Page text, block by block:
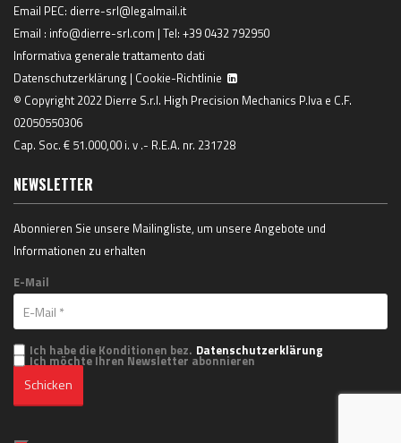
Email PEC: dierre-srl@legalmail.it
Email : info@dierre-srl.com | Tel: +39 0432 792950
Informativa generale trattamento dati
Datenschutzerklärung | Cookie-Richtlinie
© Copyright 2022 Dierre S.r.l. High Precision Mechanics P.Iva e C.F.
02050550306
Cap. Soc. € 51.000,00 i. v .- R.E.A. nr. 231728
NEWSLETTER
Abonnieren Sie unsere Mailingliste, um unsere Angebote und
Informationen zu erhalten
E-Mail
Ich habe die Konditionen bez. Datenschutzerklärung
Ich möchte Ihren Newsletter abonnieren